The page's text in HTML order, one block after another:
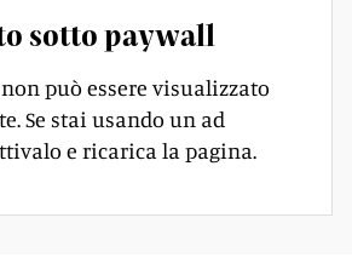
sotto paywall
può essere visualizzato
Se stai usando un ad
e ricarica la pagina.